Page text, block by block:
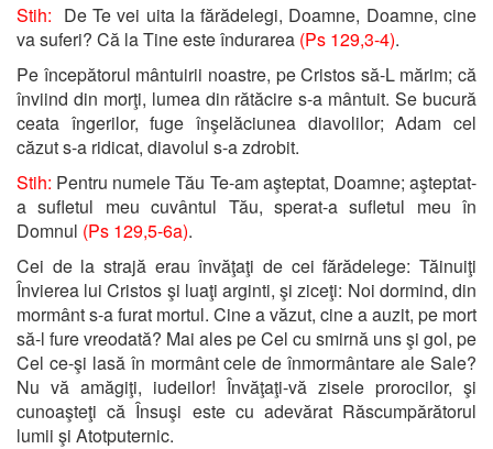
Stih: De Te vei uita la fărădelegi, Doamne, Doamne, cine
va suferi? Că la Tine este îndurarea (Ps 129,3-4).
Pe începătorul mântuirii noastre, pe Cristos să-L mărim; că
înviind din morţi, lumea din rătăcire s-a mântuit. Se bucură
ceata îngerilor, fuge înşelăciunea diavolilor; Adam cel
căzut s-a ridicat, diavolul s-a zdrobit.
Stih: Pentru numele Tău Te-am aşteptat, Doamne; aşteptat-
a sufletul meu cuvântul Tău, sperat-a sufletul meu în
Domnul (Ps 129,5-6a).
Cei de la strajă erau învăţaţi de cei fărădelege: Tăinuiţi
Învierea lui Cristos şi luaţi arginti, şi ziceţi: Noi dormind, din
mormânt s-a furat mortul. Cine a văzut, cine a auzit, pe mort
să-l fure vreodată? Mai ales pe Cel cu smirnă uns şi gol, pe
Cel ce-şi lasă în mormânt cele de înmormântare ale Sale?
Nu vă amăgiţi, iudeilor! Învăţaţi-vă zisele prorocilor, şi
cunoaşteţi că Însuşi este cu adevărat Răscumpărătorul
lumii şi Atotputernic.